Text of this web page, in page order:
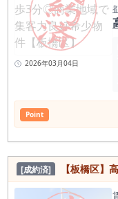
2026年03月04日
Point
[成約済] 【板橋区】高